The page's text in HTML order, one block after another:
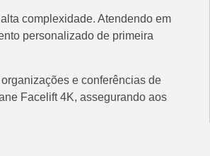
complexidade. Atendendo em
personalizado de primeira
e conferências de
Facelift 4K, assegurando aos